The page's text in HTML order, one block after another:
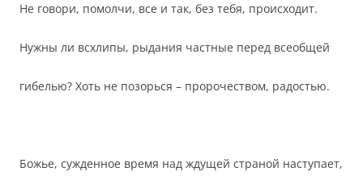
Не говори, помолчи, все и так, без тебя, происходит.
Нужны ли всхлипы, рыдания частные перед всеобщей
гибелью? Хоть не позорься – пророчеством, радостью.
Божье, сужденное время над ждущей страной наступает,